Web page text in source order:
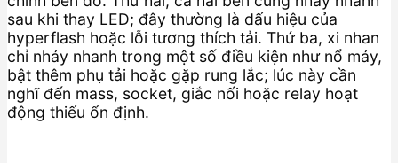
sau khi thay LED; đây thường là dấu hiệu của
hyperflash hoặc lỗi tương thích tải. Thứ ba, xi nhan
chỉ nháy nhanh trong một số điều kiện như nổ máy,
bật thêm phụ tải hoặc gặp rung lắc; lúc này cần
nghĩ đến mass, socket, giắc nối hoặc relay hoạt
động thiếu ổn định.